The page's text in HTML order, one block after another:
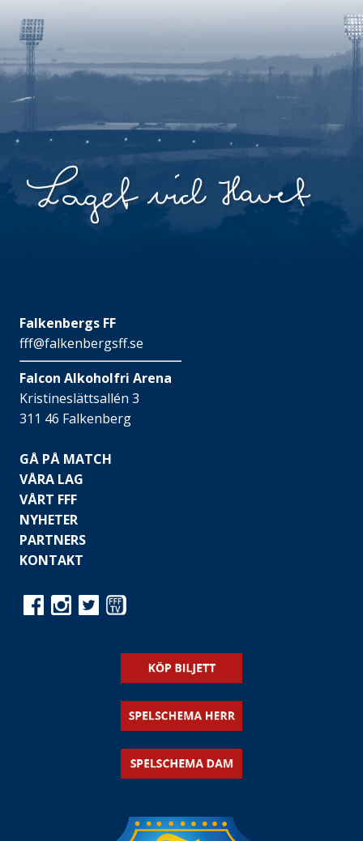
Falkenbergs FF
fff@falkenbergsff.se
Falcon Alkoholfri Arena
Kristineslättsallén 3
311 46 Falkenberg
GÅ PÅ MATCH
VÅRA LAG
VÅRT FFF
NYHETER
PARTNERS
KONTAKT